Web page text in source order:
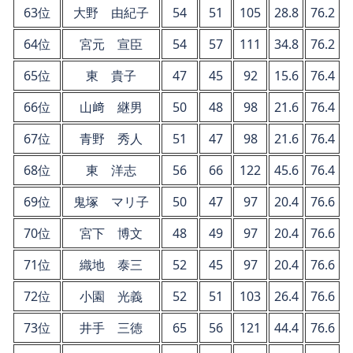
63位 大野 由紀子 54 51 105 28.8
76.2
64位
宮元 宣臣 54 57 111 34.8
76.2
65位
東 貴子 47 45 92 15.6
76.4
66位
山﨑 継男 50 48 98 21.6
76.4
67位
青野 秀人 51 47 98 21.6
76.4
68位
東 洋志 56 66 122 45.6
76.4
69位
鬼塚 マリ子 50 47 97 20.4
76.6
70位
宮下 博文 48 49 97 20.4
76.6
71位
織地 泰三 52 45 97 20.4
76.6
72位
小園 光義 52 51 103 26.4
76.6
73位
井手 三徳 65 56 121 44.4
76.6